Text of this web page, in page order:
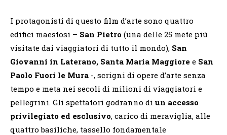
I protagonisti di questo film d’arte sono quattro
edifici maestosi – San Pietro (una delle 25 mete più
visitate dai viaggiatori di tutto il mondo), San
Giovanni in Laterano, Santa Maria Maggiore e San
Paolo Fuori le Mura -, scrigni di opere d’arte senza
tempo e meta nei secoli di milioni di viaggiatori e
pellegrini. Gli spettatori godranno di un accesso
privilegiato ed esclusivo, carico di meraviglia, alle
quattro basiliche, tassello fondamentale